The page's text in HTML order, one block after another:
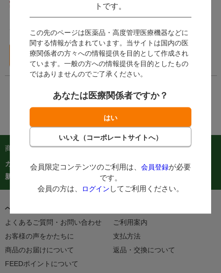
トです。
この先のページは医薬品・高度管理医療機器などに
関する情報が含まれています。当サイトは国内の医
療関係者の方々への情報提供を目的として作成され
ています。一般の方への情報提供を目的としたもの
ではありませんのでご了承ください。
あなたは医療関係者ですか？
会員限定コンテンツのご利用は、 会員登録が必要
です。
会員の方は、
ログイン してご利用ください。
（税込）～
ポイント付与対象外
バリエーション一覧
へ
商品を探す：
カテゴリーから探す
商品コードからご注文
在庫処分市
新着商品
カタログ
ヘルプ＆ガイド
よくあるご質問・お問い合わせ
ご利用案内
お客様の声をかたちに
支払方法
商品のお届けについて
返品・交換について
FEEDポイントについて